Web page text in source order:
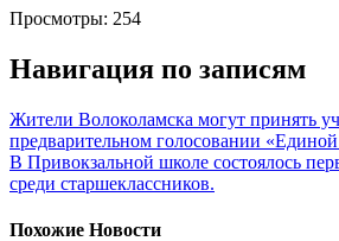
Просмотры: 254
Навигация по записям
Жители Волоколамска могут принять
предварительном голосовании
В Привокзальной школе состоялось
среди старшеклассников.
Похожие Новости